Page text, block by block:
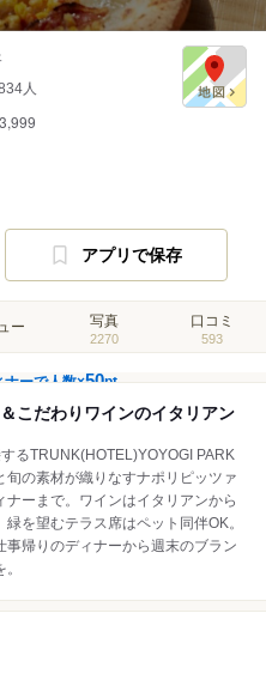
人
アプリで保存
ー 写真
2270
口コミ
593
ーで人数×50pt
こだわりワインのイタリアン
るTRUNK(HOTEL)YOYOGI PARK
の素材が織りなすナポリピッツァ
ーまで。ワインはイタリアンから
を望むテラス席はペット同伴OK。
帰りのディナーから週末のブラン